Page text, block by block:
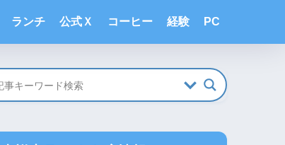
ランチ 公式Ｘ コーヒー 経験 PC